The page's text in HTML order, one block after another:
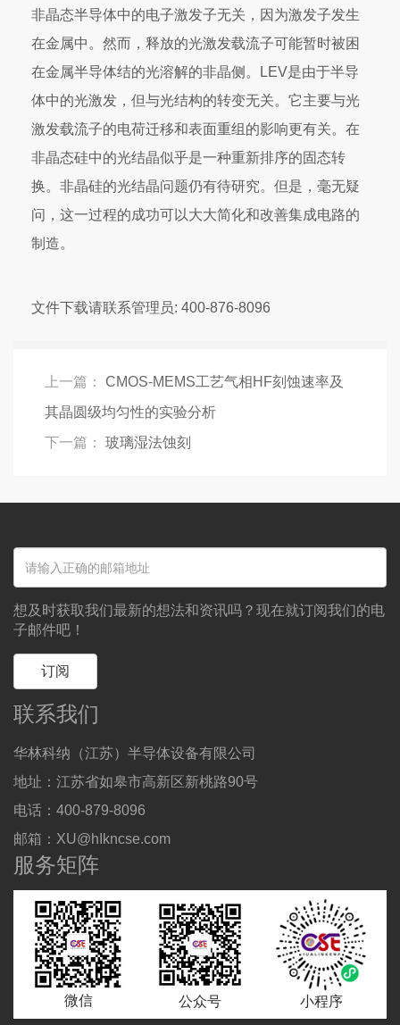
非晶态半导体中的电子激发子无关，因为激发子发生
在金属中。然而，释放的光激发载流子可能暂时被困
在金属半导体结的光溶解的非晶侧。LEV是由于半导
体中的光激发，但与光结构的转变无关。它主要与光
激发载流子的电荷迁移和表面重组的影响更有关。在
非晶态硅中的光结晶似乎是一种重新排序的固态转
换。非晶硅的光结晶问题仍有待研究。但是，毫无疑
问，这一过程的成功可以大大简化和改善集成电路的
制造。
文件下载请联系管理员: 400-876-8096
上一篇： CMOS-MEMS工艺气相HF刻蚀速率及
其晶圆级均匀性的实验分析
下一篇： 玻璃湿法蚀刻
想及时获取我们最新的想法和资讯吗？现在就订阅我们的电
子邮件吧！
订阅
联系我们
华林科纳（江苏）半导体设备有限公司
地址：江苏省如皋市高新区新桃路90号
电话：400-879-8096
邮箱：XU@hIkncse.com
服务矩阵
微信 公众号 小程序